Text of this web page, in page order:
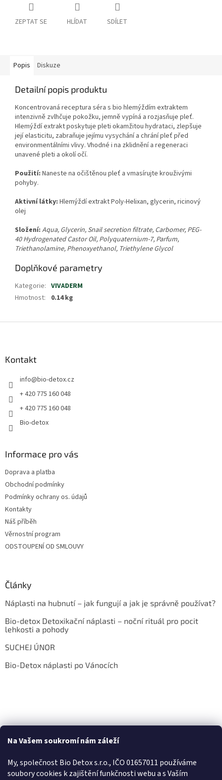
Na Vašem soukromí nám záleží
My, společnost Bio Detox s.r.o., IČO 01657011 používáme
soubory cookies k zajištění funkčnosti webu a s Vaším
ZEPTAT SE HLÍDAT SDÍLET
Popis Diskuze
Detailní popis produktu
Koncentrovaná receptura séra s bio hlemýždím extraktem
intenzivně zvlhčuje pokožku, jemně vypíná a rozjasňuje pleť.
Hlemýždí extrakt poskytuje pleti okamžitou hydrataci, zlepšuje
její elasticitu, zabraňuje jejímu vysychání a chrání pleť před
environmentálními vlivy. Vhodné i na zklidnění a regeneraci
unavené pleti a okolí očí.
Použití: Naneste na očištěnou pleť a vmasírujte krouživými
pohyby.
Aktivní látky: Hlemýždí extrakt Poly-Helixan, glycerin, ricinový
olej
Složení: Aqua, Glycerin, Snail secretion filtrate, Carbomer, PEG-
40 Hydrogenated Castor Oil, Polyquaternium-7, Parfum,
Triethanolamine, Phenoxyethanol, Triethylene Glycol
Doplňkové parametry
Kategorie: VIVADERM
Hmotnost: 0.14 kg
Kontakt
info@bio-detox.cz
+ 420 775 160 048
+ 420 775 160 048
Bio-detox
Informace pro vás
Doprava a platba
Obchodní podmínky
Podmínky ochrany os. údajů
Kontakty
Náš příběh
Věrnostní program
ODSTOUPENÍ OD SMLOUVY
Články
Náplasti na hubnutí – jak fungují a jak je správně používat?
Bio-detox Detoxikační náplasti – noční rituál pro pocit
lehkosti a pohody
SUCHEJ ÚNOR
Bio-Detox náplasti po Vánocích